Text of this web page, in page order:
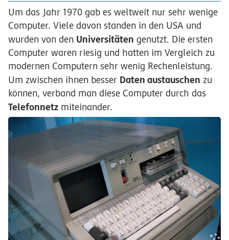
Um das Jahr 1970 gab es weltweit nur sehr wenige
Computer. Viele davon standen in den USA und
wurden von den Universitäten genutzt. Die ersten
Computer waren riesig und hatten im Vergleich zu
modernen Computern sehr wenig Rechenleistung.
Um zwischen ihnen besser Daten austauschen zu
können, verband man diese Computer durch das
Telefonnetz miteinander.